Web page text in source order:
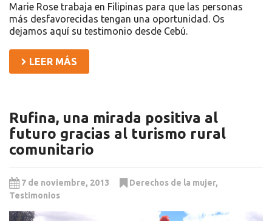
Marie Rose trabaja en Filipinas para que las personas
más desfavorecidas tengan una oportunidad. Os
dejamos aquí su testimonio desde Cebú.
LEER MÁS
Rufina, una mirada positiva al
futuro gracias al turismo rural
comunitario
7 de noviembre, 2013 Derechos de la mujer,
Testimonios